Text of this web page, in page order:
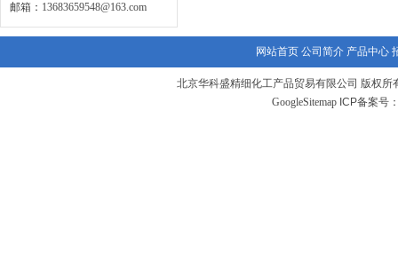
邮箱： 13683659548@163.com
网站首页 公司简介 产品中心
北京华科盛精细化工产品贸易有限公司 版权所
GoogleSitemap ICP备案号